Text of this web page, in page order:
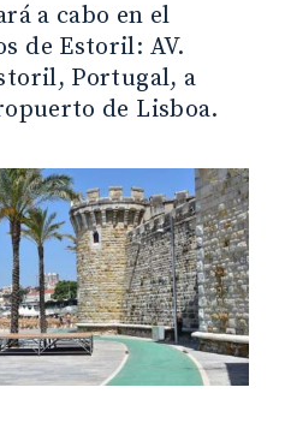
a cabo en el
de Estoril: AV.
Portugal, a
de Lisboa.